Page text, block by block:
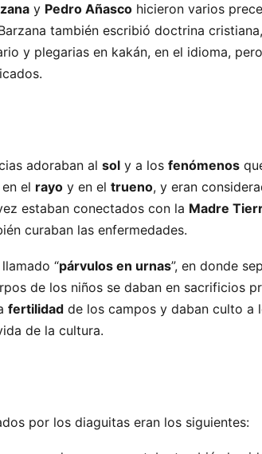
y Pedro Añasco hicieron varios
también escribió doctrina
y plegarias en kakán, en el idioma,
adoraban al sol y a los fenómenos
el rayo y en el trueno, y eran
estaban conectados con la Madre
curaban las enfermedades.
“párvulos en urnas”, en donde
de los niños se daban en sacrificios
fertilidad de los campos y daban culto a
de la cultura.
por los diaguitas eran los siguientes: